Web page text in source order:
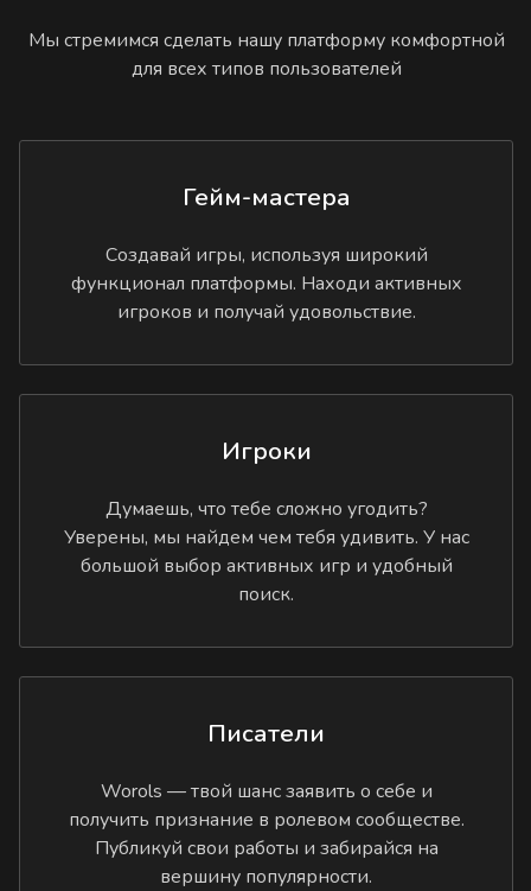
Мы стремимся сделать нашу платформу комфортной
для всех типов пользователей
Гейм-мастера
Создавай игры, используя широкий
функционал платформы. Находи активных
игроков и получай удовольствие.
Игроки
Думаешь, что тебе сложно угодить?
Уверены, мы найдем чем тебя удивить. У нас
большой выбор активных игр и удобный
поиск.
Писатели
Worols — твой шанс заявить о себе и
получить признание в ролевом сообществе.
Публикуй свои работы и забирайся на
вершину популярности.